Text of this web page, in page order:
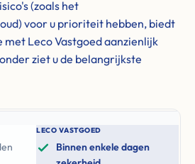
(zoals het
voor u prioriteit hebben, biedt
Leco Vastgoed aanzienlijk
ziet u de belangrijkste
LECO VASTGOED
Binnen enkele dagen